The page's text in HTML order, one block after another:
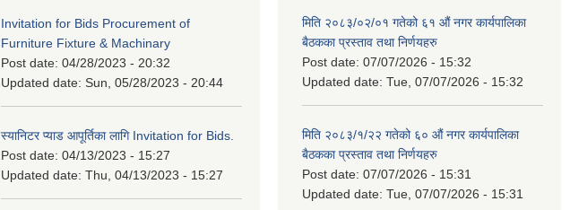
Invitation for Bids Procurement of
Furniture Fixture & Machinary
Post date: 04/28/2023 - 20:32
Updated date: Sun, 05/28/2023 - 20:44
स्यानिटर प्याड आपूर्तिका लागि Invitation for Bids.
Post date: 04/13/2023 - 15:27
Updated date: Thu, 04/13/2023 - 15:27
मिति २०८३/०२/०१ गतेको ६१ औं नगर कार्यपालिका
बैठकका प्रस्ताव तथा निर्णयहरु
Post date: 07/07/2026 - 15:32
Updated date: Tue, 07/07/2026 - 15:32
मिति २०८३/१/२२ गतेको ६० औं नगर कार्यपालिका
बैठकका प्रस्ताव तथा निर्णयहरु
Post date: 07/07/2026 - 15:31
Updated date: Tue, 07/07/2026 - 15:31